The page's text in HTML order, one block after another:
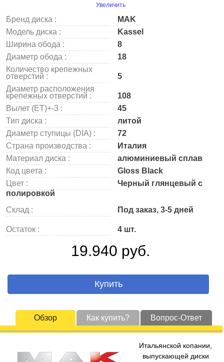
Увеличить
Бренд диска :
MAK
Модель диска :
Kassel
Ширина обода :
8
Диаметр обода :
18
Количество крепежных
отверстий :
5
Диаметр расположения
крепежных отверстий :
108
Вылет (ET)+-3 :
45
Тип диска :
литой
Диаметр ступицы (DIA) :
72
Страна производства :
Италия
Материал диска :
алюминиевый сплав
Код цвета :
Gloss Black
Цвет :
Черный глянцевый с
полировкой
Склад :
Под заказ, 3-5 дней
Остаток : 4 шт.
19.940 руб.
Купить
Обзор Как купить? Вопрос-Ответ
Итальянской копании,
выпускающей диски